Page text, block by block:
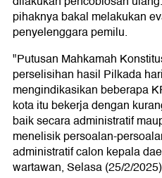
pihaknya bakal melakukan
penyelenggara pemilu.
"Putusan Mahkamah
perselisihan hasil Pilkada
mengindikasikan beberapa
kota itu bekerja dengan
baik secara administratif
menelisik persoalan-
administratif calon kepala
wartawan, Selasa (25/2/